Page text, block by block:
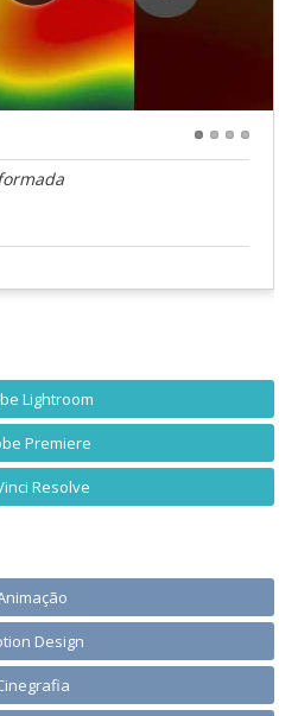
Lightroom
Premiere
Resolve
Design